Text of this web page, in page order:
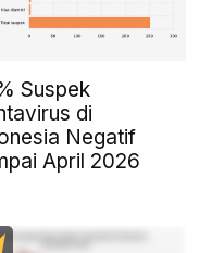
Suspek
di
Negatif
April 2026